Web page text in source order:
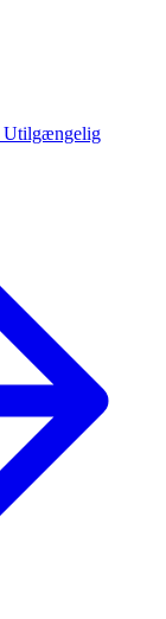
Utilgængelig